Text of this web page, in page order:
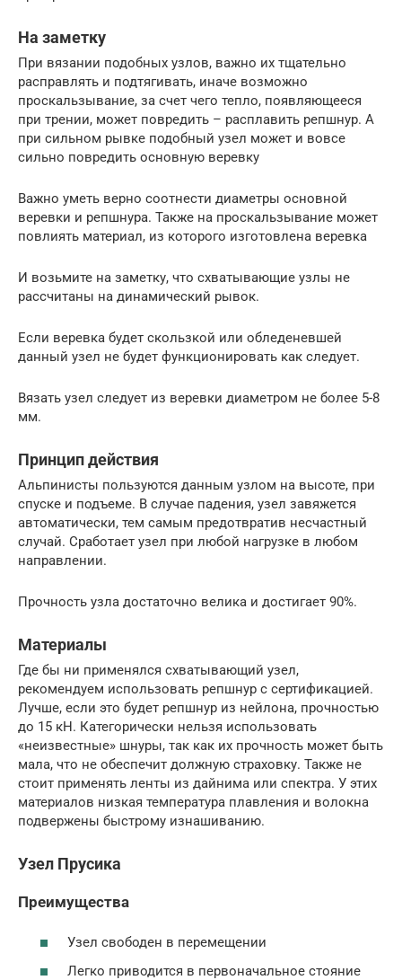
На заметку
При вязании подобных узлов, важно их тщательно
расправлять и подтягивать, иначе возможно
проскальзывание, за счет чего тепло, появляющееся
при трении, может повредить – расплавить репшнур. А
при сильном рывке подобный узел может и вовсе
сильно повредить основную веревку
Важно уметь верно соотнести диаметры основной
веревки и репшнура. Также на проскальзывание может
повлиять материал, из которого изготовлена веревка
И возьмите на заметку, что схватывающие узлы не
рассчитаны на динамический рывок.
Если веревка будет скользкой или обледеневшей
данный узел не будет функционировать как следует.
Вязать узел следует из веревки диаметром не более 5-8
мм.
Принцип действия
Альпинисты пользуются данным узлом на высоте, при
спуске и подъеме. В случае падения, узел завяжется
автоматически, тем самым предотвратив несчастный
случай. Сработает узел при любой нагрузке в любом
направлении.
Прочность узла достаточно велика и достигает 90%.
Материалы
Где бы ни применялся схватывающий узел,
рекомендуем использовать репшнур с сертификацией.
Лучше, если это будет репшнур из нейлона, прочностью
до 15 кН. Категорически нельзя использовать
«неизвестные» шнуры, так как их прочность может быть
мала, что не обеспечит должную страховку. Также не
стоит применять ленты из дайнима или спектра. У этих
материалов низкая температура плавления и волокна
подвержены быстрому изнашиванию.
Узел Прусика
Преимущества
Узел свободен в перемещении
Легко приводится в первоначальное стояние